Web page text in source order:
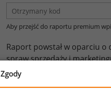
Aby przejść do raportu premium
Raport powstał w oparciu o
spraw sprzedaży i
Jeżeli posiadasz dostęp, do
sprawdzić raporty dla
Zgody